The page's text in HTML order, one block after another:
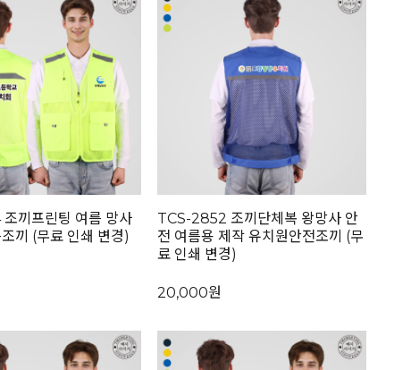
끼프린팅 여름 망사
끼 (무료 인쇄 변경)
TCS-2852 조끼단체복 왕망사 안
전 여름용 제작 유치원안전조끼 (무
료 인쇄 변경)
20,000원